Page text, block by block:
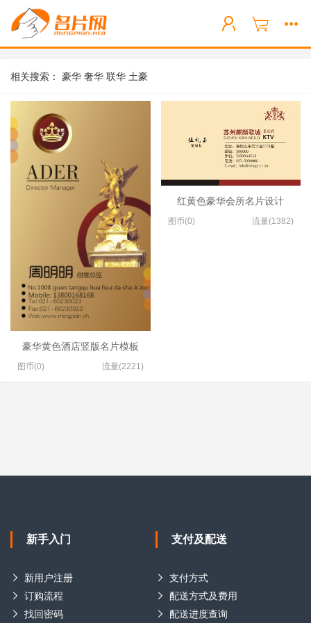
相关搜索： 豪华 奢华 联华 土豪
豪华黄色酒店竖版名片模板
图币(0) 流量(2221)
红黄色豪华会所名片设计
图币(0) 流量(1382)
新手入门
新用户注册
订购流程
找回密码
支付及配送
支付方式
配送方式及费用
配送进度查询